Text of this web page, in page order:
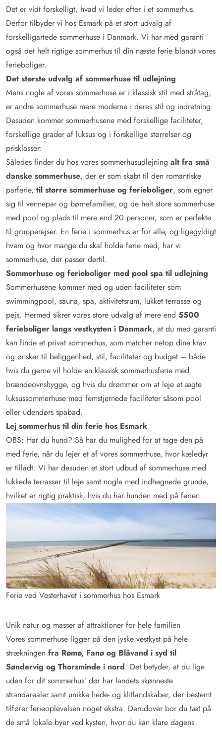
Det er vidt forskelligt, hvad vi leder efter i et sommerhus.
Derfor tilbyder vi hos Esmark på et stort udvalg af
forskelligartede sommerhuse i Danmark. Vi har med garanti
også det helt rigtige sommerhus til din næste ferie blandt vores
ferieboliger.
Det største udvalg af sommerhuse til udlejning
Mens nogle af vores sommerhuse er i klassisk stil med stråtag,
er andre sommerhuse mere moderne i deres stil og indretning.
Desuden kommer sommerhusene med forskellige faciliteter,
forskellige grader af luksus og i forskellige størrelser og
prisklasser:
Således finder du hos vores sommerhusudlejning alt fra små
danske sommerhuse, der er som skabt til den romantiske
parferie, til større sommerhuse og ferieboliger, som egner
sig til vennepar og børnefamilier, og de helt store sommerhuse
med pool og plads til mere end 20 personer, som er perfekte
til grupperejser. En ferie i sommerhus er for alle, og ligegyldigt
hvem og hvor mange du skal holde ferie med, har vi
sommerhuse, der passer dertil.
Sommerhuse og ferieboliger med pool spa til udlejning
Sommerhusene kommer med og uden faciliteter som
swimmingpool, sauna, spa, aktivitetsrum, lukket terrasse og
pejs. Hermed sikrer vores store udvalg af mere end 5500
ferieboliger langs vestkysten i Danmark, at du med garanti
kan finde et privat sommerhus, som matcher netop dine krav
og ønsker til beliggenhed, stil, faciliteter og budget – både
hvis du gerne vil holde en klassisk sommerhusferie med
brændeovnshygge, og hvis du drømmer om at leje et ægte
luksussommerhuse med femstjernede faciliteter såsom pool
eller udendørs spabad.
Lej sommerhus til din ferie hos Esmark
OBS: Har du hund? Så har du mulighed for at tage den på
med ferie, når du lejer et af vores sommerhuse, hvor kæledyr
er tilladt. Vi har desuden et stort udbud af sommerhuse med
lukkede terrasser til leje samt nogle med indhegnede grunde,
hvilket er rigtig praktisk, hvis du har hunden med på ferien.
Ferie ved Vesterhavet i sommerhus hos Esmark
Unik natur og masser af attraktioner for hele familien
Vores sommerhuse ligger på den jyske vestkyst på hele
strækningen fra Rømø, Fanø og Blåvand i syd til
Søndervig og Thorsminde i nord. Det betyder, at du lige
uden for dit sommerhus’ dør har landets skønneste
strandarealer samt unikke hede- og klitlandskaber, der bestemt
tilfører ferieoplevelsen noget ekstra. Derudover bor du tæt på
de små lokale byer ved kysten, hvor du kan klare dagens